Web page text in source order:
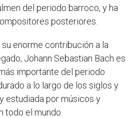
del periodo barroco, y ha
posteriores.
enorme contribución a la
Johann Sebastian Bach es
importante del periodo
a lo largo de los siglos y
estudiada por músicos y
todo el mundo.